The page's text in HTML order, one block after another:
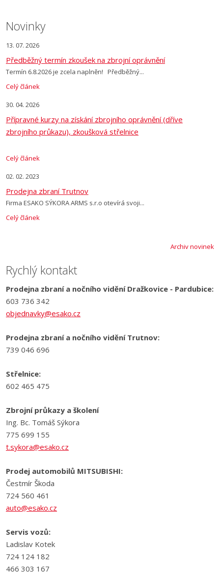
Novinky
13. 07. 2026
Předběžný termín zkoušek na zbrojní oprávnění
Termín 6.8.2026 je zcela naplněn! Předběžný...
Celý článek
30. 04. 2026
Přípravné kurzy na získání zbrojního oprávnění (dříve
zbrojního průkazu), zkoušková střelnice
Celý článek
02. 02. 2023
Prodejna zbraní Trutnov
Firma ESAKO SÝKORA ARMS s.r.o otevírá svoji...
Celý článek
Archiv novinek
Rychlý kontakt
Prodejna zbraní a nočního vidění Dražkovice - Pardubice:
603 736 342
objednavky@esako.cz
Prodejna zbraní a nočního vidění Trutnov:
739 046 696
Střelnice:
602 465 475
Zbrojní průkazy a školení
Ing. Bc. Tomáš Sýkora
775 699 155
t.sykora@esako.cz
Prodej automobilů MITSUBISHI:
Čestmír Škoda
724 560 461
auto@esako.cz
Servis vozů:
Ladislav Kotek
724 124 182
466 303 167